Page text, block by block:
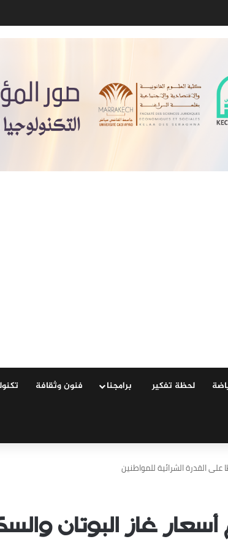
لحظة تفكير ‏ ‏برامجنا فنون وثقافة
على القدرة الشرائية للمواطنين
غاز البوتان